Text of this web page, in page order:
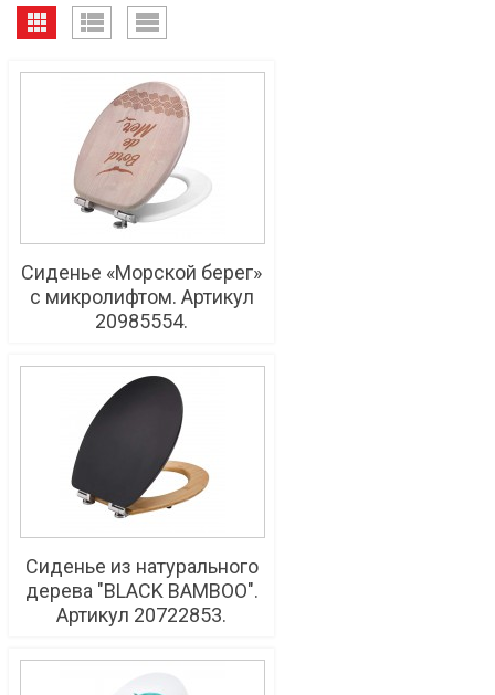
Сиденье «Морской берег»
с микролифтом. Артикул
20985554.
Сиденье из натурального
дерева "BLACK BAMBOO".
Артикул 20722853.